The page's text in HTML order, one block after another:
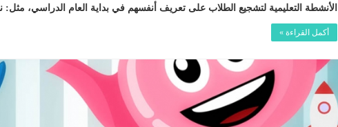
الأنشطة التعليمية لتشجيع الطلاب على تعريف أنفسهم في بداية العام الدراسي،
أكمل القراءة »